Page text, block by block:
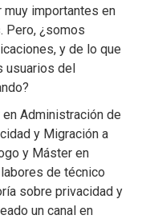
importantes en
Pero, ¿somos
y de lo que
usuarios del
Administración de
y Migración a
y Máster en
de técnico
sobre privacidad y
un canal en